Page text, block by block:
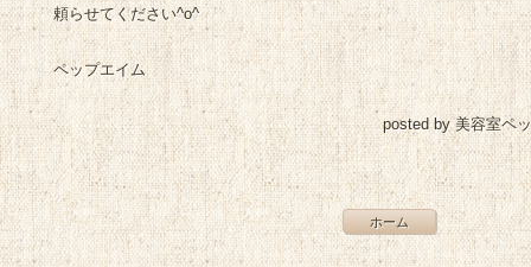
頼らせてください^o^
ペップエイム
posted by 美容室ペ
ホーム